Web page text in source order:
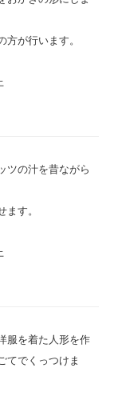
方が行います。
ツの汁を昔ながら
ます。
服を着た人形を作
てでくっつけま